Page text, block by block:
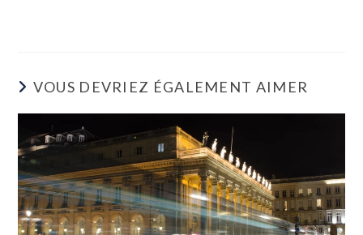
VOUS DEVRIEZ ÉGALEMENT AIMER